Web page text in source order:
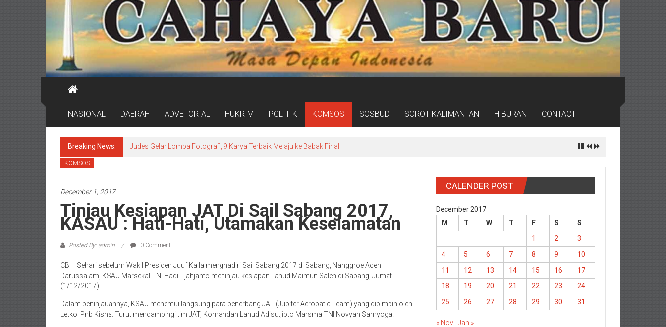
NASIONAL DAERAH ADVETORIAL HUKRIM POLITIK KOMSOS SOSBUD SOROT KALIMANTAN HIBURAN CONTACT
Breaking News: Judes Gelar Lomba Fotografi, 9 Karya Terbaik Melaju ke Babak Final
KOMSOS
December 1, 2017
Tinjau Kesiapan JAT Di Sail Sabang 2017,
KASAU : Hati-Hati, Utamakan Keselamatan
Posted By: admin 0 Comment
CB – Sehari sebelum Wakil Presiden Juuf Kalla menghadiri Sail Sabang 2017 di Sabang, Nanggroe Aceh
Darussalam, KSAU Marsekal TNI Hadi Tjahjanto meninjau kesiapan Lanud Maimun Saleh di Sabang, Jumat
(1/12/2017).
Dalam peninjauannya, KSAU menemui langsung para penerbang JAT (Jupiter Aerobatic Team) yang dipimpin oleh
Letkol Pnb Kisha. Turut mendampingi tim JAT, Komandan Lanud Adisutjipto Marsma TNI Novyan Samyoga.
CALENDER POST
December 2017
M
T W T F S
S
1
2
3
4
5 6 7 8 9
10
11
12 13 14 15 16
17
18
19 20 21 22 23
24
25
26 27 28 29 30 31
« Nov Jan »